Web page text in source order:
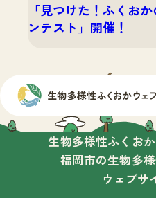
「見つけた！ふくお
ンテスト」開催！
生物多様性ふくお
福岡市の生物多
ウェブサ